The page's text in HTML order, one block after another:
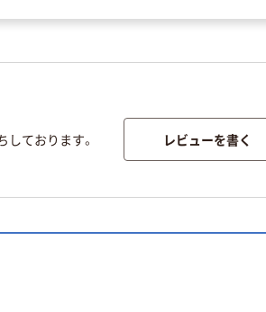
ております。 レビューを書く